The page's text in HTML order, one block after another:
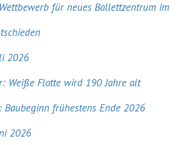
für neues Ballettzentrum im
2026
Weiße Flotte wird 190 Jahre alt
Baubeginn frühestens Ende 2026
2026